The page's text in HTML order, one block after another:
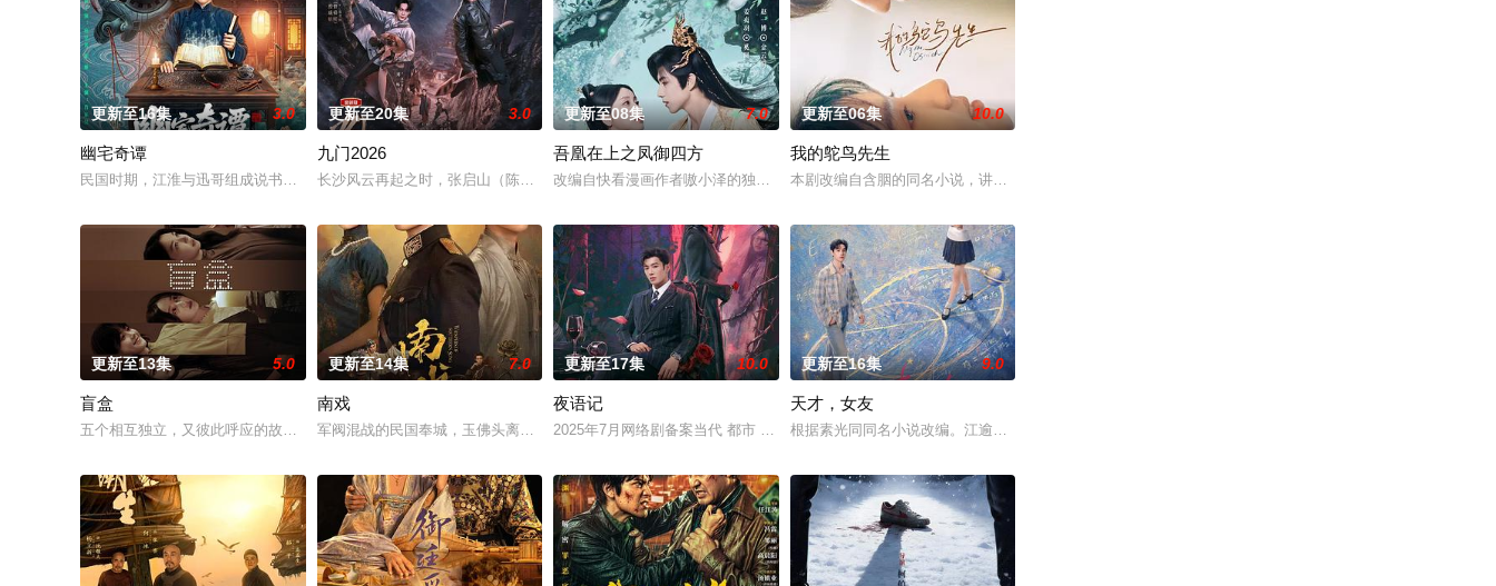
更新至16集 3.0
幽宅奇谭
民国时期，江淮与迅哥组成说书班子，偶遇“白天人住屋，晚上鬼占房”的阴阳宅，江淮被掳走配“阴婚”。他与女
更新至20集 3.0
九门2026
长沙风云再起之时，张启山（陈伟霆 饰）与吴老狗（曾舜晞 饰）强强联手，携手霍仙姑（陈瑶 饰）与九门诸人
更新至08集 7.0
吾凰在上之凤御四方
改编自快看漫画作者嗷小泽的独家连载漫画《吾凰在上》。现代少女奚圆（姜贞羽 饰）因意外踏入玄机界，继而卷
更新至06集 10.0
我的鸵鸟先生
本剧改编自含胭的同名小说，讲述了邻家女孩庞倩（苏晓彤 饰）与童年时因一场意外落下身体残缺的少年顾铭
更新至13集 5.0
盲盒
五个相互独立，又彼此呼应的故事——用一场精心策划的“夏令营”完成复仇的受害者；临终前与遗憾和解的“无用
更新至14集 7.0
南戏
军阀混战的民国奉城，玉佛头离奇失窃，戏班主横尸戏台，将冷血少帅许又安与昆曲名伶荣筱楠推向不死不休的对立
更新至17集 10.0
夜语记
2025年7月网络剧备案当代 都市 海南越酷文化传媒有限公司
更新至16集 9.0
天才，女友
根据素光同同名小说改编。江逾白长大以后，林知夏忽然对他说：“江逾白，我喜欢你，哲学和生物学意义上的